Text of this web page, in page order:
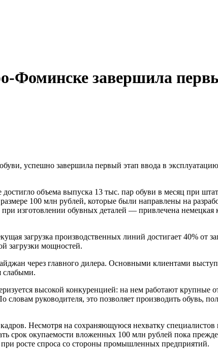
Фоминске завершила
успешно завершила первый этап ввода в
достигло объема выпуска 13 тыс. пар обуви в месяц при
100 млн рублей, которые были направлены на
изготовлении обувных деталей — привлечена немецкая
загрузка производственных линий достигает 40%
загрузки мощностей.
через главного дилера. Основными клиентами
слабыми.
высокой конкуренцией: на нем работают
словам руководителя, это позволяет производить
Несмотря на сохраняющуюся нехватку специалистов
срок окупаемости вложенных 100 млн рублей пока
росте спроса со стороны промышленных предприятий.